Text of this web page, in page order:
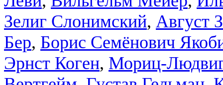
Зелиг Слонимский, Август
Бер, Борис Семёнович
Эрнст Коген, Мориц-